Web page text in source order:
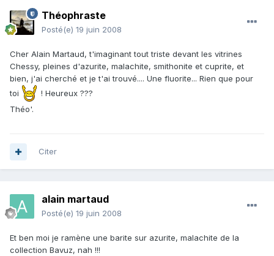
Théophraste
Posté(e) 19 juin 2008
Cher Alain Martaud, t'imaginant tout triste devant les vitrines
Chessy, pleines d'azurite, malachite, smithonite et cuprite, et
bien, j'ai cherché et je t'ai trouvé.... Une fluorite... Rien que pour
toi
! Heureux ???
Théo'.
Citer
alain martaud
Posté(e) 19 juin 2008
Et ben moi je ramène une barite sur azurite, malachite de la
collection Bavuz, nah !!!